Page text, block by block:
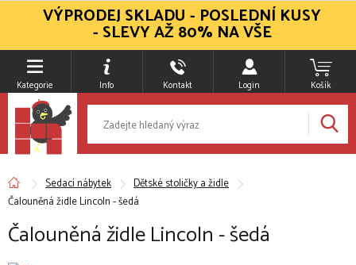
Kategorie Info Kontakt Login Košík
Sedací nábytek
Dětské stoličky a židle
Čalouněná židle Lincoln - šedá
Čalouněná židle Lincoln - šedá
VÝPRODEJ SKLADU - POSLEDNÍ KUSY
- SLEVY AŽ 80% NA VŠE